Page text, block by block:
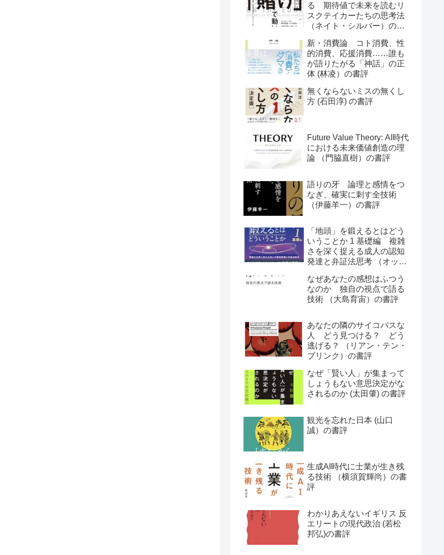
る 期待値で未来を読むリ
スクテイカーたちの思考法
（ネイト・シルバー）の書
新・消費論 コト消費、性
的消費、応援消費……誰も
が語りたがる「神話」の正
体 (林凌）の書評
無くならないミスの無くし
方 (石田淳) の書評
Future Value Theory: AI時代
における未来価値創造の理
論 （門脇直樹）の書評
語りの牙 論理と感情をつ
なぎ、確実に刺す全技術
（伊藤羊一）の書評
「地頭」を鍛えるとはどう
いうことか 1 基礎編 複雑
さを深く捉える成人の認知
発達と弁証法思考 （オット
なぜあなたの感想はふつう
なのか 独自の視点で語る
技術 （大島育宙）の書評
あなたの隣のサイコパスな
人 どう見つける？ どう
逃げる？ （リアン・テン・
ブリンク）の書評
なぜ「賢い人」が集まって
しょうもない意思決定がな
されるのか (太田肇) の書評
観光を忘れた日本 (山口
誠）の書評
生成AI時代に士業が生き残
る技術 （横須賀輝尚）の書
評
わかりあえないイギリス 反
エリートの現代政治 (若松
邦弘)の書評